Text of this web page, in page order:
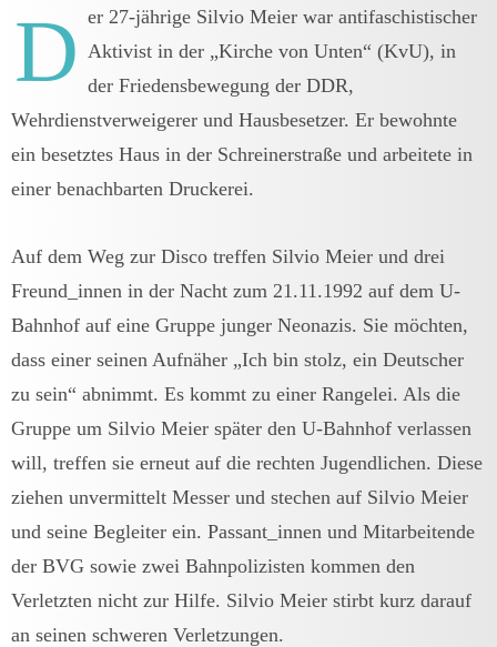
D er 27-jährige Silvio Meier war antifaschistischer
Aktivist in der „Kirche von Unten“ (KvU), in
der Friedensbewegung der DDR,
Wehrdienstverweigerer und Hausbesetzer. Er bewohnte
ein besetztes Haus in der Schreinerstraße und arbeitete in
einer benachbarten Druckerei.
Auf dem Weg zur Disco treffen Silvio Meier und drei
Freund_innen in der Nacht zum 21.11.1992 auf dem U-
Bahnhof auf eine Gruppe junger Neonazis. Sie möchten,
dass einer seinen Aufnäher „Ich bin stolz, ein Deutscher
zu sein“ abnimmt. Es kommt zu einer Rangelei. Als die
Gruppe um Silvio Meier später den U-Bahnhof verlassen
will, treffen sie erneut auf die rechten Jugendlichen. Diese
ziehen unvermittelt Messer und stechen auf Silvio Meier
und seine Begleiter ein. Passant_innen und Mitarbeitende
der BVG sowie zwei Bahnpolizisten kommen den
Verletzten nicht zur Hilfe. Silvio Meier stirbt kurz darauf
an seinen schweren Verletzungen.